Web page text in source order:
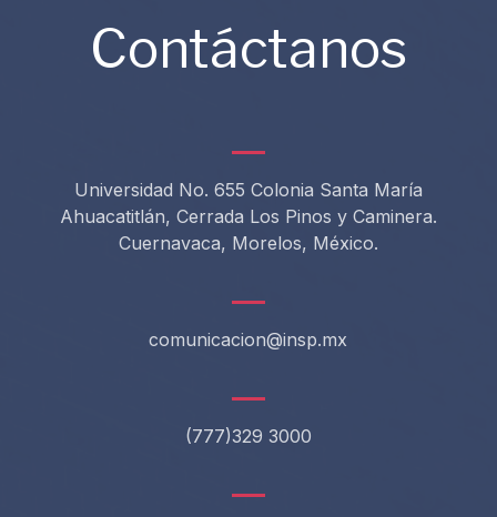
Contáctanos
Universidad No. 655 Colonia Santa María
Ahuacatitlán, Cerrada Los Pinos y Caminera.
Cuernavaca, Morelos, México.
comunicacion@insp.mx
(777)329 3000